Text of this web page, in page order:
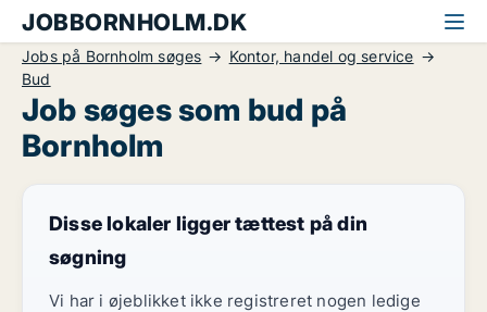
JOBBORNHOLM.DK
Jobs på Bornholm søges
Kontor, handel og service
Bud
Job søges som bud på
Bornholm
Disse lokaler ligger tættest på din
søgning
Vi har i øjeblikket ikke registreret nogen ledige